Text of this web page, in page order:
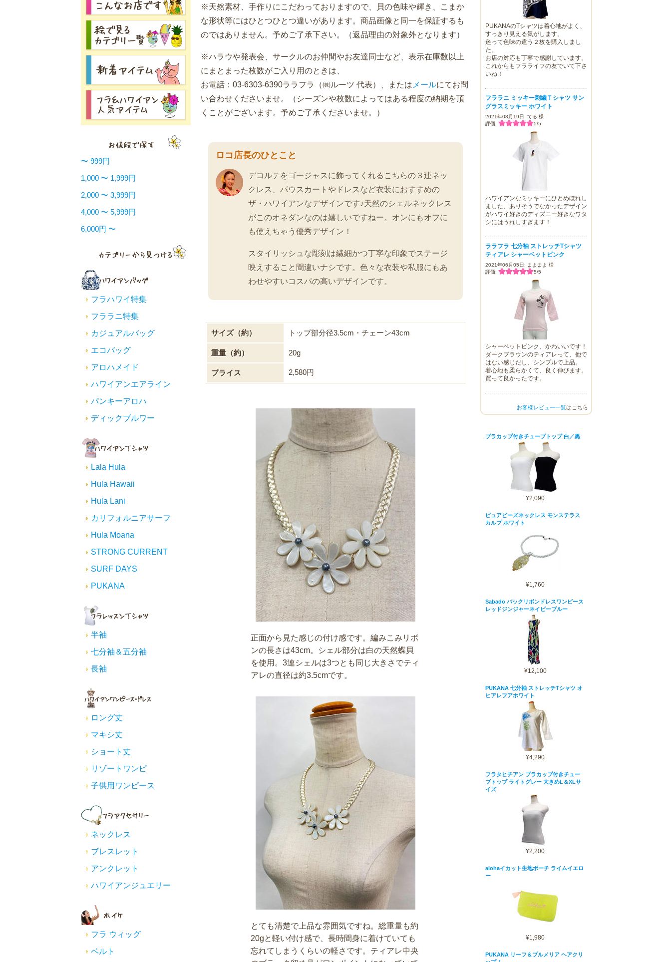
※天然素材、手作りにこだわっておりますので、貝の色味や輝き、こまか
な形状等にはひとつひとつ違いがあります。商品画像と同一を保証するも
のではありません。予めご了承下さい。（返品理由の対象外となります）
※ハラウや発表会、サークルのお仲間やお友達同士など、表示在庫数以上
にまとまった枚数がご入り用のときは、
お電話： 03-6303-6390ララフラ （㈱ルーツ 代表）、または メールにてお問
い合わせくださいませ。（シーズンや枚数によってはある程度の納期を頂
くことがございます。予めご了承くださいませ。）
ロコ店長のひとこと
デコルテをゴージャスに飾ってくれるこちらの３連ネッ
クレス、パウスカートやドレスなど衣装におすすめの
ザ・ハワイアンなデザインです♪天然のシェルネックレス
がこのオネダンなのは嬉しいですねー。オンにもオフに
も使えちゃう優秀デザイン！
スタイリッシュな彫刻は繊細かつ丁寧な印象でステージ
映えすること間違いナシです。色々な衣装や私服にもあ
わせやすいコスパの高いデザインです。
サイズ（約） トップ部分径3.5cm・チェーン43cm
重量（約） 20g
プライス 2,580円
正面から見た感じの付け感です。編みこみリボ
ンの長さは43cm。シェル部分は白の天然蝶貝
を使用。3連シェルは3つとも同じ大きさでティ
アレの直径は約3.5cmです。
とても清楚で上品な雰囲気ですね。総重量も約
20gと軽い付け感で、長時間身に着けていても
忘れてしまうくらいの軽さです。ティアレ中央
PUKANAのTシャツは着心地がよく、
すっきり見える気がします。
迷って色味の違う２枚を購入しまし
た。
お店の対応も丁寧で感謝しています。
これからもフラライフの友でいて下さ
いね！
フララニ ミッキー刺繍Ｔシャツ サン
グラスミッキー ホワイト
2021年08月19日: てる 様
評価:
5/5
ハワイアンなミッキーにひとめぼれし
ました、ありそうでなかったデザイン
がハワイ好きのディズニー好きなワタ
シにはうれしすぎます！
ララフラ 七分袖 ストレッチTシャツ
ティアレ シャーベットピンク
2021年06月05日: まよまよ 様
評価:
5/5
シャーベットピンク、かわいいです！
ダークブラウンのティアレって、他で
はない感じだし、シンプルで上品。
着心地も柔らかくて、良く伸びます。
買って良かったです。
お客様レビュー一覧はこちら
ブラカップ付きチューブトップ 白／黒
¥2,090
ピュアビーズネックレス モンステラス
カルプ ホワイト
¥1,760
Sabado バックリボンドレスワンピース
レッドジンジャーネイビーブルー
¥12,100
PUKANA 七分袖 ストレッチTシャツ オ
ヒアレフアホワイト
¥4,290
フラタヒチアン ブラカップ付きチュー
ブトップ ライトグレー 大きめL＆XLサ
イズ
¥2,200
alohaイカット生地ポーチ ライムイエロ
ー
¥1,980
PUKANA リーフ＆プルメリア ヘアクリ
〜 999円
1,000 〜 1,999円
2,000 〜 3,999円
4,000 〜 5,999円
6,000円 〜
フラハワイ特集
フララニ特集
カジュアルバッグ
エコバッグ
アロハメイド
ハワイアンエアライン
パンキーアロハ
ディックブルワー
Lala Hula
Hula Hawaii
Hula Lani
カリフォルニアサーフ
Hula Moana
STRONG CURRENT
SURF DAYS
PUKANA
半袖
七分袖＆五分袖
長袖
ロング丈
マキシ丈
ショート丈
リゾートワンピ
子供用ワンピース
ネックレス
ブレスレット
アンクレット
ハワイアンジュエリー
フラ ウィッグ
ベルト